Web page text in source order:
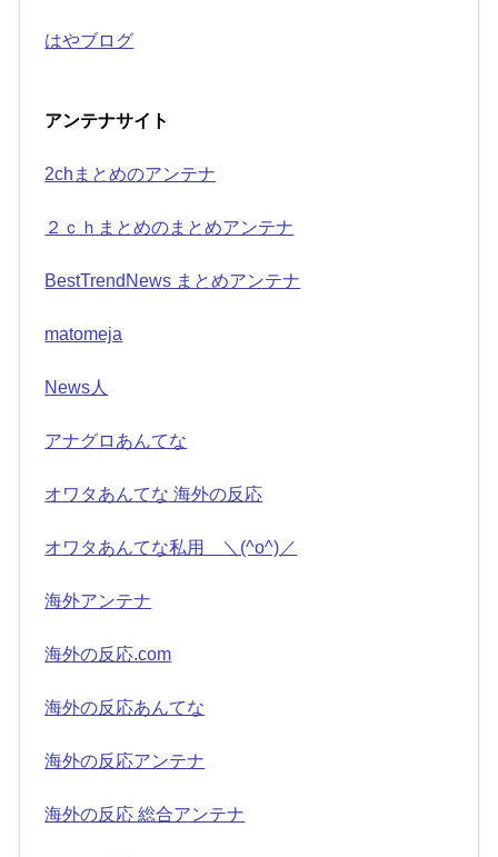
はやブログ
アンテナサイト
2chまとめのアンテナ
２ｃｈまとめのまとめアンテナ
BestTrendNews まとめアンテナ
matomeja
News人
アナグロあんてな
オワタあんてな 海外の反応
オワタあんてな私用 ＼(^o^)／
海外アンテナ
海外の反応.com
海外の反応あんてな
海外の反応アンテナ
海外の反応 総合アンテナ